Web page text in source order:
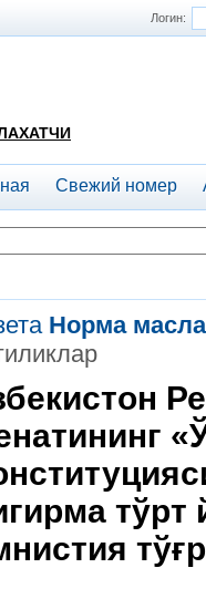
Логин:
Свежий номер
Норма
тўрт